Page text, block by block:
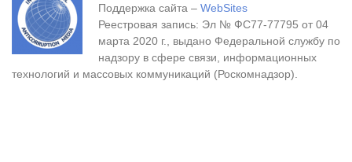
Поддержка сайта – WebSites
Реестровая запись: Эл № ФС77-77795 от 04
марта 2020 г., выдано Федеральной службу по
надзору в сфере связи, информационных
технологий и массовых коммуникаций (Роскомнадзор).